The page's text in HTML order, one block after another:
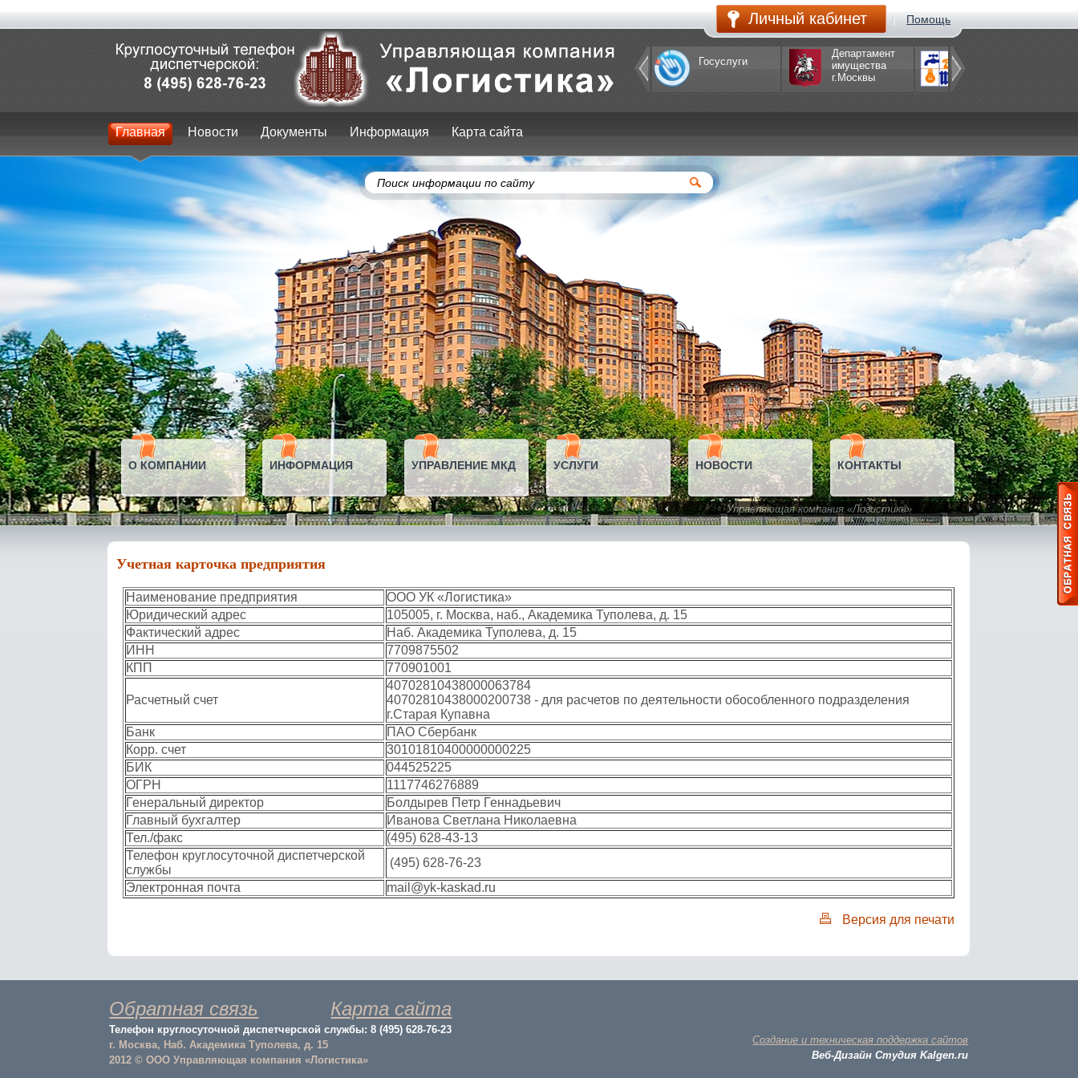
Личный кабинет Помощь
Портал
ЮЗАО
Госуслуги
Департамент
имущества
г.Москвы
Поиск информации по сайту
Главная Новости Документы Информация Карта сайта
Управляющая компания «Логистика»
О КОМПАНИИ ИНФОРМАЦИЯ УПРАВЛЕНИЕ МКД УСЛУГИ НОВОСТИ КОНТАКТЫ
Учетная карточка предприятия
Наименование предприятия
ООО УК «Логистика»
Юридический адрес
105005, г. Москва, наб., Академика Туполева, д. 15
Фактический адрес
Наб. Академика Туполева, д. 15
ИНН
7709875502
КПП
770901001
Расчетный счет
40702810438000063784
40702810438000200738 - для расчетов по деятельности обособленного подразделения
г.Старая Купавна
Банк
ПАО Сбербанк
Корр. счет
30101810400000000225
БИК
044525225
ОГРН
1117746276889
Генеральный директор
Болдырев Петр Геннадьевич
Главный бухгалтер
Иванова Светлана Николаевна
Тел./факс
(495) 628-43-13
Телефон круглосуточной диспетчерской
службы
(495) 628-76-23
Электронная почта
mail@yk-kaskad.ru
Версия для печати
Обратная связь Карта сайта
Телефон круглосуточной диспетчерской службы: 8 (495) 628-76-23
г. Москва, Наб. Академика Туполева, д. 15
2012 © ООО Управляющая компания «Логистика»
Создание и техническая поддержка сайтов
Веб-Дизайн Студия Kalgen.ru